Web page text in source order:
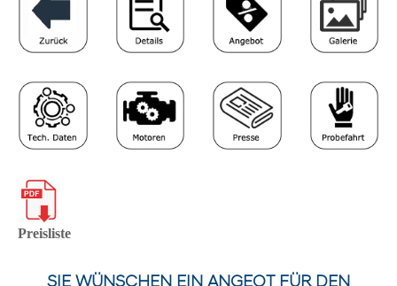
Preisliste
SIE WÜNSCHEN EIN ANGEOT FÜR DEN